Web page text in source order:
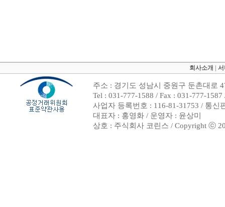
회사소개
주소 : 경기도 성남시 중원구 둔촌대로
Tel : 031-777-1588 / Fax : 031-777-
사업자 등록번호 : 116-81-31753 / 통신
대표자 : 홍영화 / 운영자 : 윤상미
상호 : 주식회사 코린스 / Copyright ⓒ